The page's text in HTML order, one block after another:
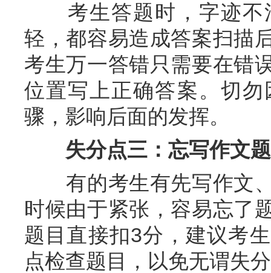
考生答题时，字迹不
轻，都容易造成答案扫描
考生万一答错只需要在错
位置写上正确答案。切
骤，影响后面的发挥。
失分点三：忘写作文
有的考生有先写作文、
时候由于紧张，容易忘了
题目直接扣3分，建议考
点检查题目，以免无谓失